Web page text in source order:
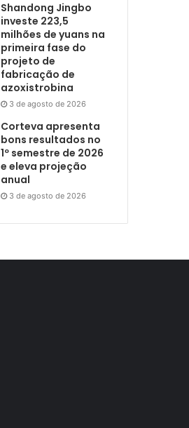
Shandong Jingbo
investe 223,5
milhões de yuans na
primeira fase do
projeto de
fabricação de
azoxistrobina
3 de agosto de 2026
Corteva apresenta
bons resultados no
1º semestre de 2026
e eleva projeção
anual
3 de agosto de 2026